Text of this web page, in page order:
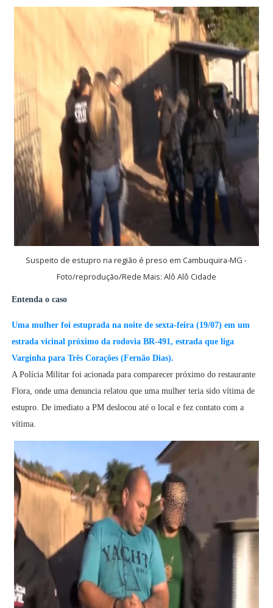
Suspeito de estupro na região é preso em Cambuquira-MG -
Foto/reprodução/Rede Mais: Alô Alô Cidade
Entenda o caso
Uma mulher foi estuprada na noite de sexta-feira (19/07) em um
estrada vicinal próximo da rodovia BR-491, estrada que liga
Varginha para Três Corações (Fernão Dias).
A Polícia Militar foi acionada para comparecer próximo do restaurante
Flora, onde uma denuncia relatou que uma mulher teria sido vítima de
estupro. De imediato a PM deslocou até o local e fez contato com a
vítima.